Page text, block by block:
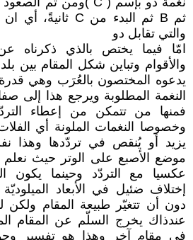
والتي تقابل دو
امّا فيما يختص بالذي ذكرناه عن
والأقوام وتباين شكل المقام بين
يدعوه المختصون بالعُرَب وهي
النغمة المطلوبة ويرجع هذا إلى
فمنها من تتمكن من إعطاء
وخصوصا النغمات الملونة أي
يزيد أو يُنقص في تردّدها وهذا
موضع الأصبع على الوتر حيث نعلم
عكسيا مع التردّد وحينما يكون
إختلاف ضئيل في الأبعاد
دون أن تتغيّر طبيعة المقام ولكن
عندذاك يخرج السلّم عن المقام
في مقام آخر وهذا هو تفسير